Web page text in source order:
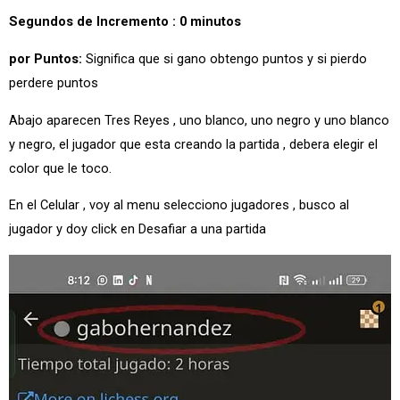
Segundos de Incremento : 0 minutos
por Puntos: Significa que si gano obtengo puntos y si pierdo
perdere puntos
Abajo aparecen Tres Reyes , uno blanco, uno negro y uno blanco
y negro, el jugador que esta creando la partida , debera elegir el
color que le toco.
En el Celular , voy al menu selecciono jugadores , busco al
jugador y doy click en Desafiar a una partida